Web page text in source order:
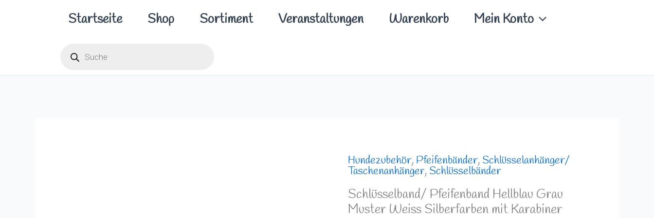
Startseite Shop Sortiment Veranstaltungen Warenkorb Mein Konto
search
Hundezubehör, Pfeifenbänder, Schlüsselanhänger/
Taschenanhänger, Schlüsselbänder
Schlüsselband/ Pfeifenband Hellblau Grau
Muster Weiss Silberfarben mit Karabiner
Schlüsselband/
Pfeifenband
Hellblau
Grau